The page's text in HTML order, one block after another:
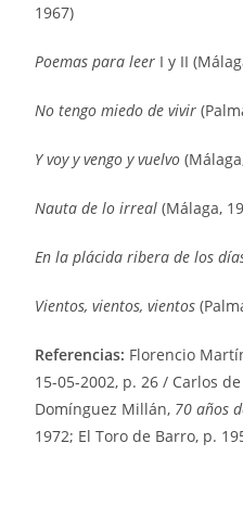
1967)
Poemas para leer I y II
No tengo miedo de vivir
Y voy y vengo y vuelvo
Nauta de lo irreal (Málaga,
En la plácida ribera de los
Vientos, vientos, vientos
Referencias: Florencio
15-05-2002, p. 26 / Carlos
Domínguez Millán, 70 años
1972; El Toro de Barro, p.